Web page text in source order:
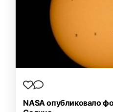
NASA опубликовало